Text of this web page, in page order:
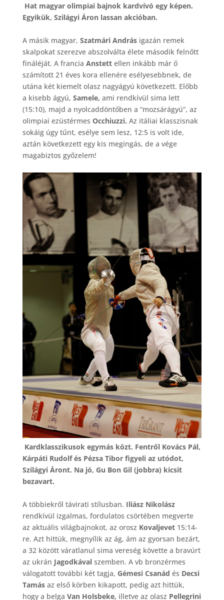
Hat magyar olimpiai bajnok kardvívó egy képen.
Egyikük, Szilágyi Áron lassan akcióban.
A másik magyar, Szatmári Andrásigazán remek
skalpokat szerezve abszolválta élete második felnőtt
fináléját. A francia Anstett ellen inkább már ő
számított 21 éves kora ellenére esélyesebbnek, de
utána két kiemelt olasz nagyágyú következett. Előbb
a kisebb ágyú, Samele, ami rendkívül sima lett
(15:10), majd a nyolcaddöntőben a “mozsárágyú”, az
olimpiai ezüstérmes Occhiuzzi. Az itáliai klasszisnak
sokáig úgy tűnt, esélye sem lesz, 12:5 is volt ide,
aztán következett egy kis megingás, de a vége
magabiztos győzelem!
Kardklasszikusok egymás közt. Fentről Kovács Pál,
Kárpáti Rudolf és Pézsa Tibor figyeli az utódot,
Szilágyi Áront. Na jó, Gu Bon Gil (jobbra) kicsit
bezavart.
A többiekről távirati stílusban. Iliász Nikolász
rendkívül izgalmas, fordulatos csörtében megverte
az aktuális világbajnokot, az orosz Kovaljevet 15:14-
re. Azt hittük, megnyílik az ág, ám az gyorsan bezárt,
a 32 között váratlanul sima vereség követte a bravúrt
az ukrán Jagodkávalszemben. A vb bronzérmes
válogatott további két tagja, Gémesi Csanád és Decsi
Tamásaz első körben kikapott, pedig azt hittük,
hogy a belga Van Holsbeke, illetve az olasz Pellegrini